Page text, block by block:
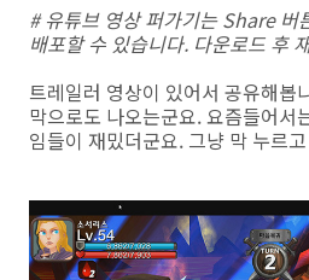
# 유튜브 영상 퍼가기는 Share 버
배포할 수 있습니다. 다운로드 후
트레일러 영상이 있어서 공유해봅
막으로도 나오는군요. 요즘들어서
임들이 재밌더군요. 그냥 막 누르